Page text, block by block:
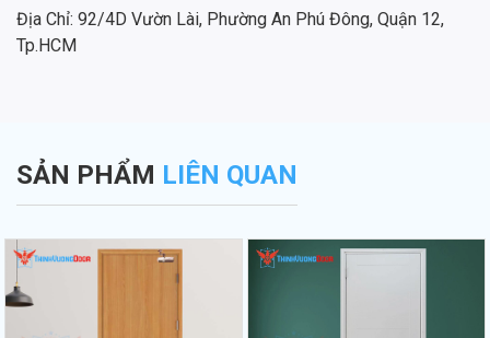
Địa Chỉ: 92/4D Vườn Lài, Phường An Phú Đông, Quận 12,
Tp.HCM
SẢN PHẨM LIÊN QUAN